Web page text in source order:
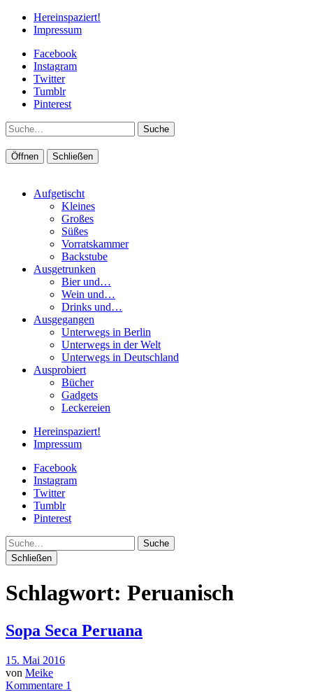
Hereinspaziert!
Impressum
Facebook
Instagram
Twitter
Tumblr
Pinterest
Suche
Öffnen Schließen
Aufgetischt
Kleines
Großes
Süßes
Vorratskammer
Backstube
Ausgetrunken
Bier und…
Wein und…
Drinks und…
Ausgegangen
Unterwegs in Berlin
Unterwegs in der Welt
Unterwegs in Deutschland
Ausprobiert
Bücher
Gadgets
Leckereien
Hereinspaziert!
Impressum
Facebook
Instagram
Twitter
Tumblr
Pinterest
Suche
Schließen
Schlagwort: Peruanisch
Sopa Seca Peruana
15. Mai 2016
von Meike
Kommentare 1